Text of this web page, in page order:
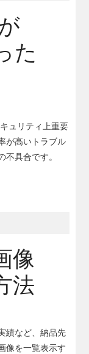
た
ュリティ上重要
が高いトラブル
不具合です。
像
法
績など、納品先
像を一覧表示す